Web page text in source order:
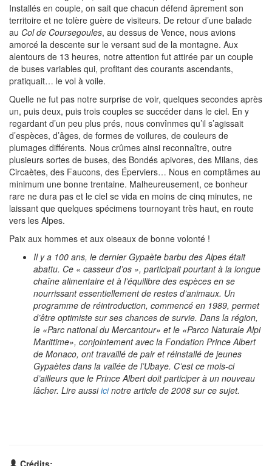
Installés en couple, on sait que chacun défend âprement son
territoire et ne tolère guère de visiteurs. De retour d’une balade
au Col de Coursegoules, au dessus de Vence, nous avions
amorcé la descente sur le versant sud de la montagne. Aux
alentours de 13 heures, notre attention fut attirée par un couple
de buses variables qui, profitant des courants ascendants,
pratiquait… le vol à voile.
Quelle ne fut pas notre surprise de voir, quelques secondes après
un, puis deux, puis trois couples se succéder dans le ciel. En y
regardant d’un peu plus prés, nous convînmes qu’il s’agissait
d’espèces, d’âges, de formes de voilures, de couleurs de
plumages différents. Nous crûmes ainsi reconnaître, outre
plusieurs sortes de buses, des Bondés apivores, des Milans, des
Circaètes, des Faucons, des Éperviers… Nous en comptâmes au
minimum une bonne trentaine. Malheureusement, ce bonheur
rare ne dura pas et le ciel se vida en moins de cinq minutes, ne
laissant que quelques spécimens tournoyant très haut, en route
vers les Alpes.
Paix aux hommes et aux oiseaux de bonne volonté !
Il y a 100 ans, le dernier Gypaète barbu des Alpes était
abattu. Ce « casseur d’os », participait pourtant à la longue
chaîne alimentaire et à l’équilibre des espèces en se
nourrissant essentiellement de restes d’animaux. Un
programme de réintroduction, commencé en 1989, permet
d’être optimiste sur ses chances de survie. Dans la région,
le Parc national du Mercantour et le Parco Naturale Alpi
Marittime , conjointement avec la Fondation Prince Albert
de Monaco, ont travaillé de pair et réinstallé de jeunes
Gypaètes dans la vallée de l’Ubaye. C’est ce mois-ci
d’ailleurs que le Prince Albert doit participer à un nouveau
lâcher. Lire aussiicinotre article de 2008 sur ce sujet.
Crédits: